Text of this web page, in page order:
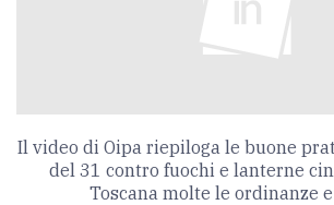
Il video di Oipa riepiloga le buone
del 31 contro fuochi e lanterne
Toscana molte le ordinanze